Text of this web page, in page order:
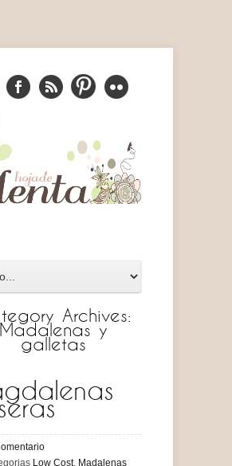
Archives:
Madalenas y
galletas
Low Cost, Madalenas